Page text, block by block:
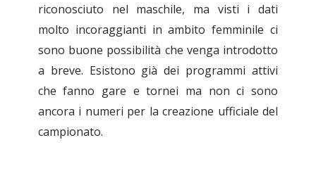
riconosciuto nel maschile, ma visti i dati
molto incoraggianti in ambito femminile ci
sono buone possibilità che venga introdotto
a breve. Esistono già dei programmi attivi
che fanno gare e tornei ma non ci sono
ancora i numeri per la creazione ufficiale del
campionato.